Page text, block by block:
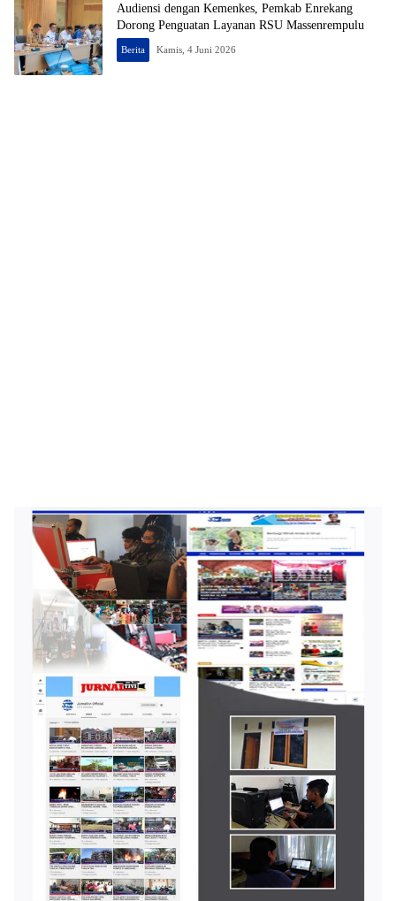
Audiensi dengan Kemenkes, Pemkab Enrekang
Dorong Penguatan Layanan RSU Massenrempulu
Berita Kamis, 4 Juni 2026